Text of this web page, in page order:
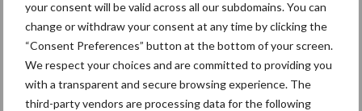
your consent will be valid across all our subdomains. You can
change or withdraw your consent at any time by clicking the
“Consent Preferences” button at the bottom of your screen.
We respect your choices and are committed to providing you
with a transparent and secure browsing experience. The
third-party vendors are processing data for the following
Kunstmeststrooier Pootmachine